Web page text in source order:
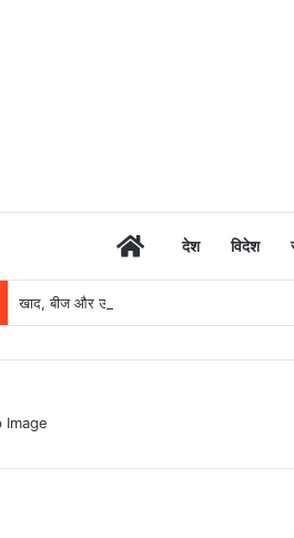
Homeदेश विदेश
खाद, बीज और उर्वरकों की समय पर उपलब्धता से